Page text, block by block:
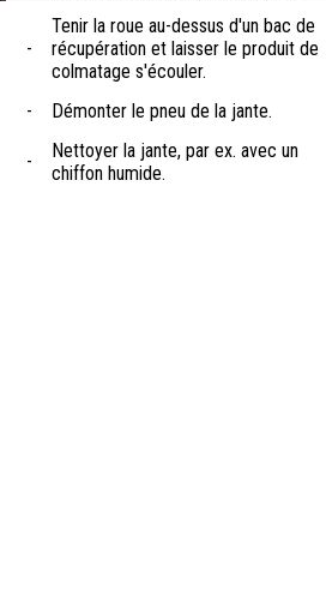
-
Tenir la roue au-dessus d'un bac de
récupération et laisser le produit de
colmatage s'écouler.
-
Démonter le pneu de la jante.
-
Nettoyer la jante, par ex. avec un
chiffon humide.